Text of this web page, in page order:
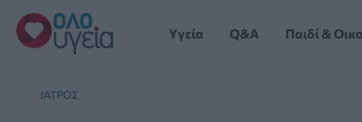
Μετάβαση
στο
περιεχόμενο
Yγεία Q&A Παιδί &
ΙΑΤΡΌΣ